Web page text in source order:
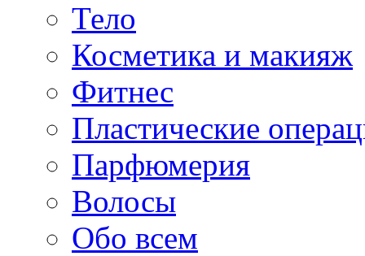
Тело
Косметика и макияж
Фитнес
Пластические
Парфюмерия
Волосы
Обо всем